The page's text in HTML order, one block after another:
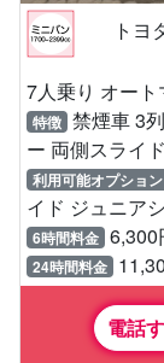
トヨ
7人乗り オー
特徴 禁煙車 3
ー 両側スライ
利用可能オプション
イド ジュニア
6時間料金 6,300
24時間料金
電話